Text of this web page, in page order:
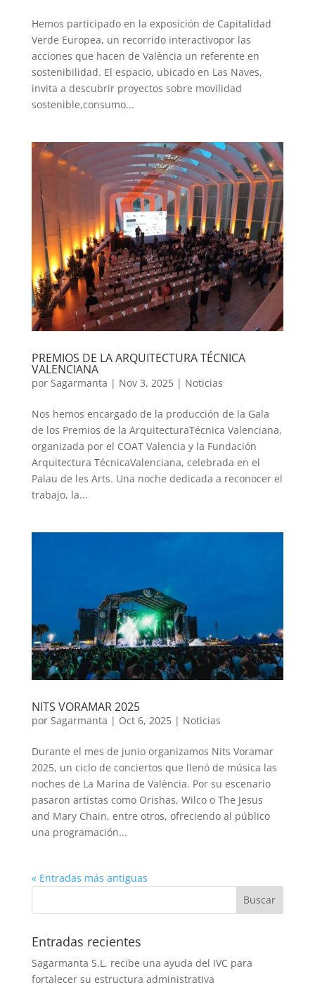
Hemos participado en la exposición de Capitalidad
Verde Europea, un recorrido interactivopor las
acciones que hacen de València un referente en
sostenibilidad. El espacio, ubicado en Las Naves,
invita a descubrir proyectos sobre movilidad
sostenible,consumo...
PREMIOS DE LA ARQUITECTURA TÉCNICA
VALENCIANA
por Sagarmanta | Nov 3, 2025| Noticias
Nos hemos encargado de la producción de la Gala
de los Premios de la ArquitecturaTécnica Valenciana,
organizada por el COAT Valencia y la Fundación
Arquitectura TécnicaValenciana, celebrada en el
Palau de les Arts. Una noche dedicada a reconocer el
trabajo, la...
NITS VORAMAR 2025
por Sagarmanta | Oct 6, 2025| Noticias
Durante el mes de junio organizamos Nits Voramar
2025, un ciclo de conciertos que llenó de música las
noches de La Marina de València. Por su escenario
pasaron artistas como Orishas, Wilco o The Jesus
and Mary Chain, entre otros, ofreciendo al público
una programación...
« Entradas más antiguas
Entradas recientes
Sagarmanta S.L. recibe una ayuda del IVC para
fortalecer su estructura administrativa